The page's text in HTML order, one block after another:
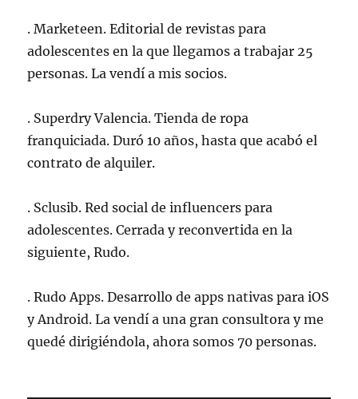
. Marketeen. Editorial de revistas para
adolescentes en la que llegamos a trabajar 25
personas. La vendí a mis socios.
. Superdry Valencia. Tienda de ropa
franquiciada. Duró 10 años, hasta que acabó el
contrato de alquiler.
. Sclusib. Red social de influencers para
adolescentes. Cerrada y reconvertida en la
siguiente, Rudo.
. Rudo Apps. Desarrollo de apps nativas para iOS
y Android. La vendí a una gran consultora y me
quedé dirigiéndola, ahora somos 70 personas.